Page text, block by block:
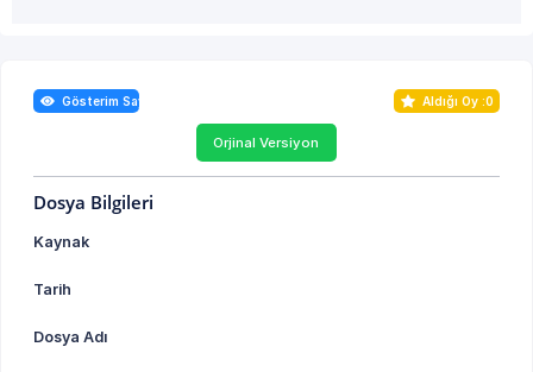
Gösterim Sayısı : 0 Aldığı Oy :0
Orjinal Versiyon
Dosya Bilgileri
Kaynak
Tarih
Dosya Adı